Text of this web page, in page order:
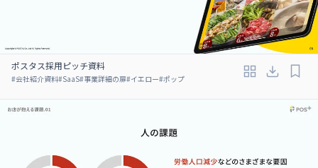
ポスタス採用ピッチ資料
#会社紹介資料#SaaS#事業詳細の扉#イエロー#ポップ